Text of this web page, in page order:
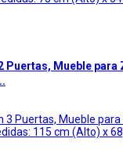
Puertas, Mueble para